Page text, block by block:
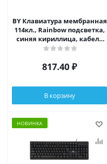
BY Клавиатура мембранная
114кл., Rainbow подсветка,
синяя кириллица, кабель
165см, чёрный
817.40 ₽
В корзину
НОВИНКА